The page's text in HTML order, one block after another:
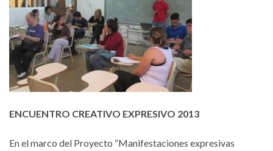
ENCUENTRO CREATIVO EXPRESIVO 2013
En el marco del Proyecto “Manifestaciones expresivas